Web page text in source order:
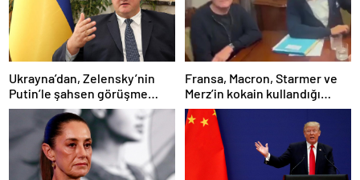
Ukrayna’dan, Zelensky’nin
Putin’le şahsen görüşme
talebine ilişkin açıklama
Fransa, Macron, Starmer ve
Merz’in kokain kullandığı
iddiasını yalanladı